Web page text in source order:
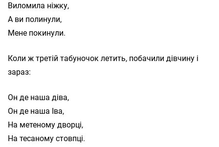
Виломила ніжку,
А ви полинули,
Коли ж третій табуночок летить, побачили дівчину і
зараз:
Он де наша діва,
Он де наша Іва,
На метеному дворці,